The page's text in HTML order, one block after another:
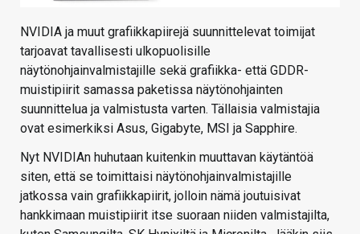
NVIDIA ja muut grafiikkapiirejä suunnittelevat toimijat
tarjoavat tavallisesti ulkopuolisille
näytönohjainvalmistajille sekä grafiikka- että GDDR-
muistipiirit samassa paketissa näytönohjainten
suunnittelua ja valmistusta varten. Tällaisia valmistajia
ovat esimerkiksi Asus, Gigabyte, MSI ja Sapphire.
Nyt NVIDIAn huhutaan kuitenkin muuttavan käytäntöä
siten, että se toimittaisi näytönohjainvalmistajille
jatkossa vain grafiikkapiirit, jolloin nämä joutuisivat
hankkimaan muistipiirit itse suoraan niiden valmistajilta,